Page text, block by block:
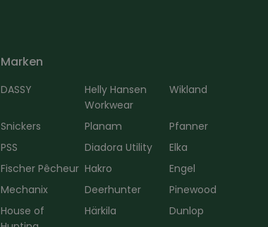
Marken
DASSY
Helly Hansen
Workwear
Wikland
Snickers Planam
Pfanner
PSS
Diadora Utility
Elka
Fischer Pêcheur Hakro
Engel
Mechanix
Deerhunter
Pinewood
House of
Härkila Dunlop